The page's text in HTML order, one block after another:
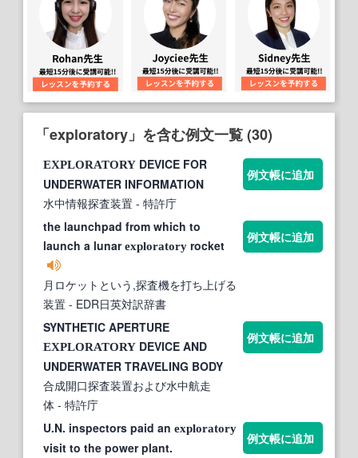
「exploratory」を含む例文一覧 (30)
EXPLORATORY DEVICE FOR
UNDERWATER INFORMATION
水中情報探査装置 - 特許庁
例文帳に追加
the launchpad from which to
launch a lunarexploratory rocket
月ロケットという,探査機を打ち上げる
装置 - EDR日英対訳辞書
例文帳に追加
SYNTHETIC APERTURE
EXPLORATORY DEVICE AND
UNDERWATER TRAVELING BODY
合成開口探査装置および水中航走
体 - 特許庁
例文帳に追加
U.N. inspectors paid an exploratory
visit to the power plant.
例文帳に追加